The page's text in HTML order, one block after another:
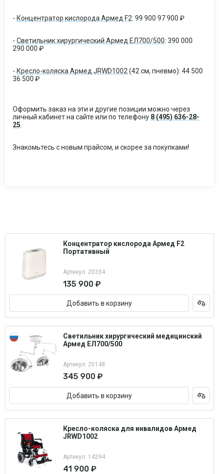
- Концентратор кислорода Армед F2: 99 900 97 900 ₽
- Светильник хирургический Армед ЕЛ700/500: 390 000
290 000 ₽
- Кресло-коляска Армед JRWD1002 (42 см, пневмо): 44 500
36 500 ₽
Оформить заказ на эти и другие позиции можно через
личный кабинет на сайте или по телефону 8 (495) 636-28-
25
Знакомьтесь с новым прайсом, и скорее за покупками!
Концентратор кислорода Армед F2
Портативный
Артикул: 20334
135 900 ₽
Добавить в корзину
Светильник хирургический медицинский
Армед ЕЛ700/500
Артикул: 20148
345 900 ₽
Добавить в корзину
Кресло-коляска для инвалидов Армед
JRWD1002
Артикул: 14294
41 900 ₽